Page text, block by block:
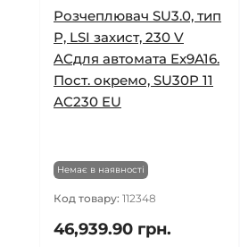
Розчеплювач SU3.0, тип
Р, LSI захист, 230 V
ACдля автомата Ex9A16.
Пост. окремо, SU30P 11
AC230 EU
Немає в наявності
Код товару: 112348
46,939.90 грн.